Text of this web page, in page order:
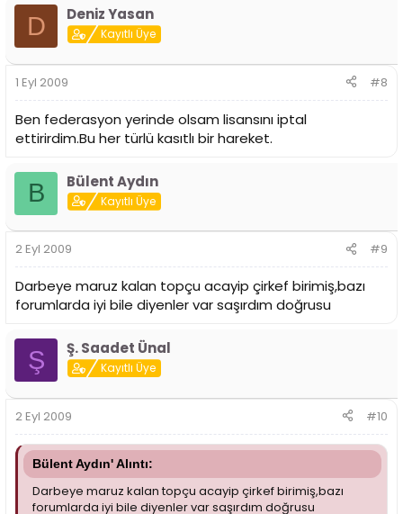
D Deniz Yasan
Kayıtlı Üye
1 Eyl 2009 #8
Ben federasyon yerinde olsam lisansını iptal
ettirirdim.Bu her türlü kasıtlı bir hareket.
B Bülent Aydın
Kayıtlı Üye
2 Eyl 2009 #9
Darbeye maruz kalan topçu acayip çirkef birimiş,bazı
forumlarda iyi bile diyenler var saşırdım doğrusu
Ş Ş. Saadet Ünal
Kayıtlı Üye
2 Eyl 2009 #10
Bülent Aydın' Alıntı:
Darbeye maruz kalan topçu acayip çirkef birimiş,bazı
forumlarda iyi bile diyenler var saşırdım doğrusu